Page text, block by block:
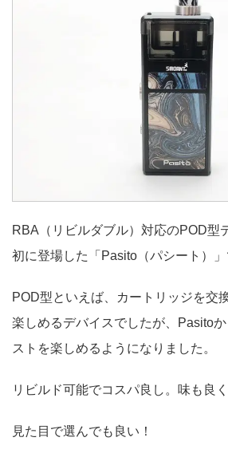
RBA（リビルダブル）対応のPOD型
初に登場した「Pasito（パシート）」
POD型といえば、カートリッジを交
楽しめるデバイスでしたが、Pasito
ストを楽しめるようになりました。
リビルド可能でコスパ良し。味も良
見た目で選んでも良い！